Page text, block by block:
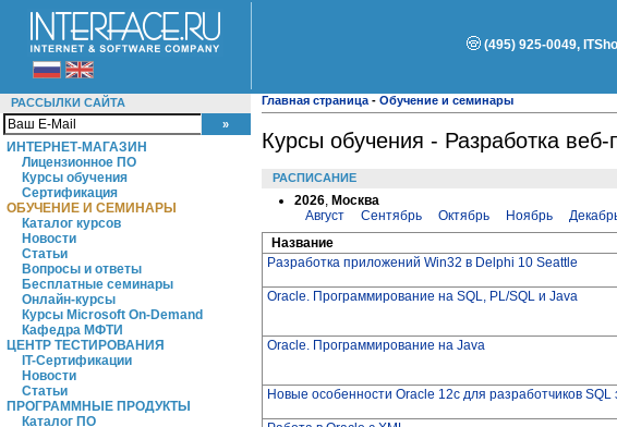
(495) 925-0049,
РАССЫЛКИ САЙТА
ИНТЕРНЕТ-МАГАЗИН
Лицензионное ПО
Курсы обучения
Сертификация
ОБУЧЕНИЕ И СЕМИНАРЫ
Каталог курсов
Новости
Статьи
Вопросы и ответы
Бесплатные семинары
Онлайн-курсы
Курсы Microsoft On-Demand
Кафедра МФТИ
ЦЕНТР ТЕСТИРОВАНИЯ
IT-Сертификации
Новости
Статьи
ПРОГРАММНЫЕ ПРОДУКТЫ
Каталог ПО
Главная страница - Обучение и семинары
Курсы обучения - Разработка
РАСПИСАНИЕ
2026 Москва
Август
Сентябрь Октябрь Ноябрь
Название
Разработка приложений Win32 в Delphi 10 Seattle
Oracle. Программирование на SQL, PL/SQL и Java
Oracle. Программирование на Java
Новые особенности Oracle 12c для разработчиков SQL